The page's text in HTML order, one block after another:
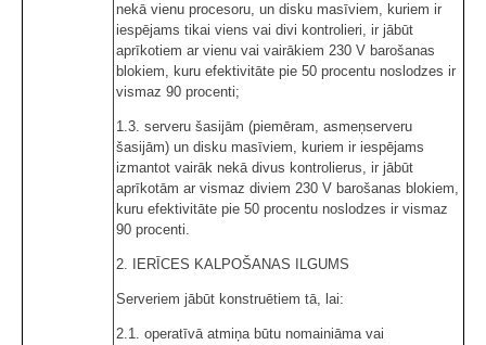
nekā vienu procesoru, un disku masīviem, kuriem ir
iespējams tikai viens vai divi kontrolieri, ir jābūt
aprīkotiem ar vienu vai vairākiem 230 V barošanas
blokiem, kuru efektivitāte pie 50 procentu noslodzes ir
vismaz 90 procenti;
1.3. serveru šasijām (piemēram, asmeņserveru
šasijām) un disku masīviem, kuriem ir iespējams
izmantot vairāk nekā divus kontrolierus, ir jābūt
aprīkotām ar vismaz diviem 230 V barošanas blokiem,
kuru efektivitāte pie 50 procentu noslodzes ir vismaz
90 procenti.
2. IERĪCES KALPOŠANAS ILGUMS
Serveriem jābūt konstruētiem tā, lai:
2.1. operatīvā atmiņa būtu nomainiāma vai